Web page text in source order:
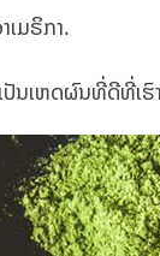
ມຣິກາ.
ນເຫດຜົນທີ່ດີທີ່ເ